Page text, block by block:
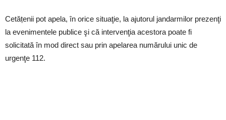
Cetățenii pot apela, în orice situaţie, la ajutorul jandarmilor prezenţi
la evenimentele publice şi că intervenţia acestora poate fi
solicitată în mod direct sau prin apelarea numărului unic de
urgenţe 112.